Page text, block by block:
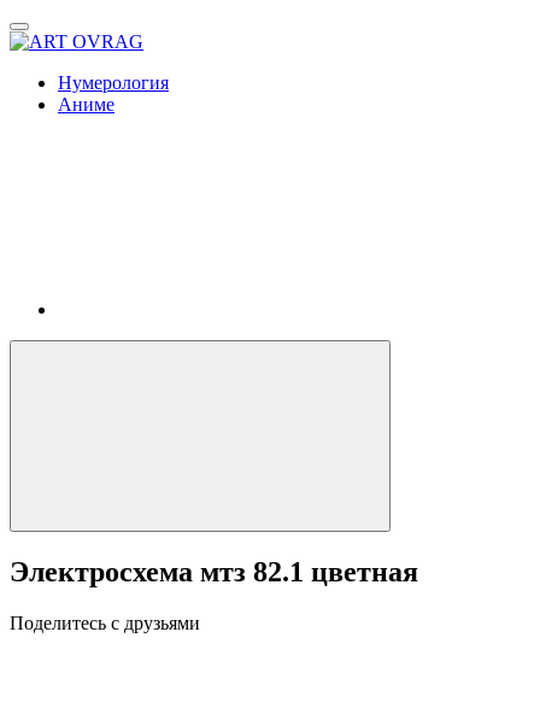
Нумерология
Аниме
Электросхема мтз 82.1 цветная
Поделитесь с друзьями